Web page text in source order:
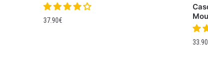
37.90€
33.90